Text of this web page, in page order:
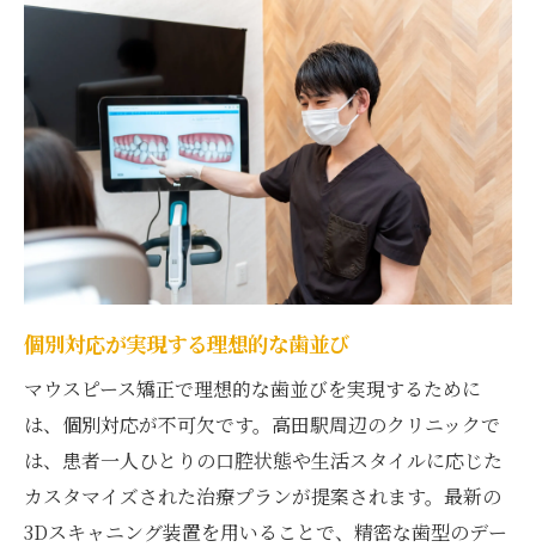
高評価を得る治療の全貌
高田駅でのマウスピース矯正口コミでわかる信
頼性の高さ
口コミが示すクリニックの信頼性
高田駅のクリニックが選ばれる理由
信頼できる治療プロセスの秘密
口コミで知る高田駅の治療体験
実際の患者の声が示す満足度
口コミからわかる高田駅の特色
高田駅のクリニックが提供するマウスピース矯
正の最新技術
最新技術を駆使した矯正治療
高田駅のクリニックが誇る技術力
技術面から見る治療の進化
個別対応が実現する理想的な歯並び
マウスピース矯正で理想的な歯並びを実現するために
は、個別対応が不可欠です。高田駅周辺のクリニックで
は、患者一人ひとりの口腔状態や生活スタイルに応じた
カスタマイズされた治療プランが提案されます。最新の
3Dスキャニング装置を用いることで、精密な歯型のデー